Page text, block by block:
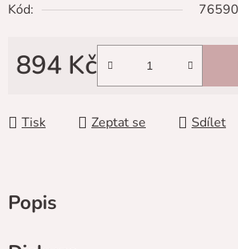
Kód:
894 Kč
Tisk Zeptat se Sdílet
Popis